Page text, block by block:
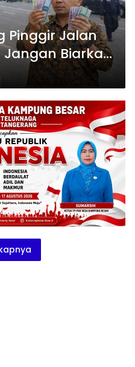
Pinggir Jalan
Jangan Biarkan